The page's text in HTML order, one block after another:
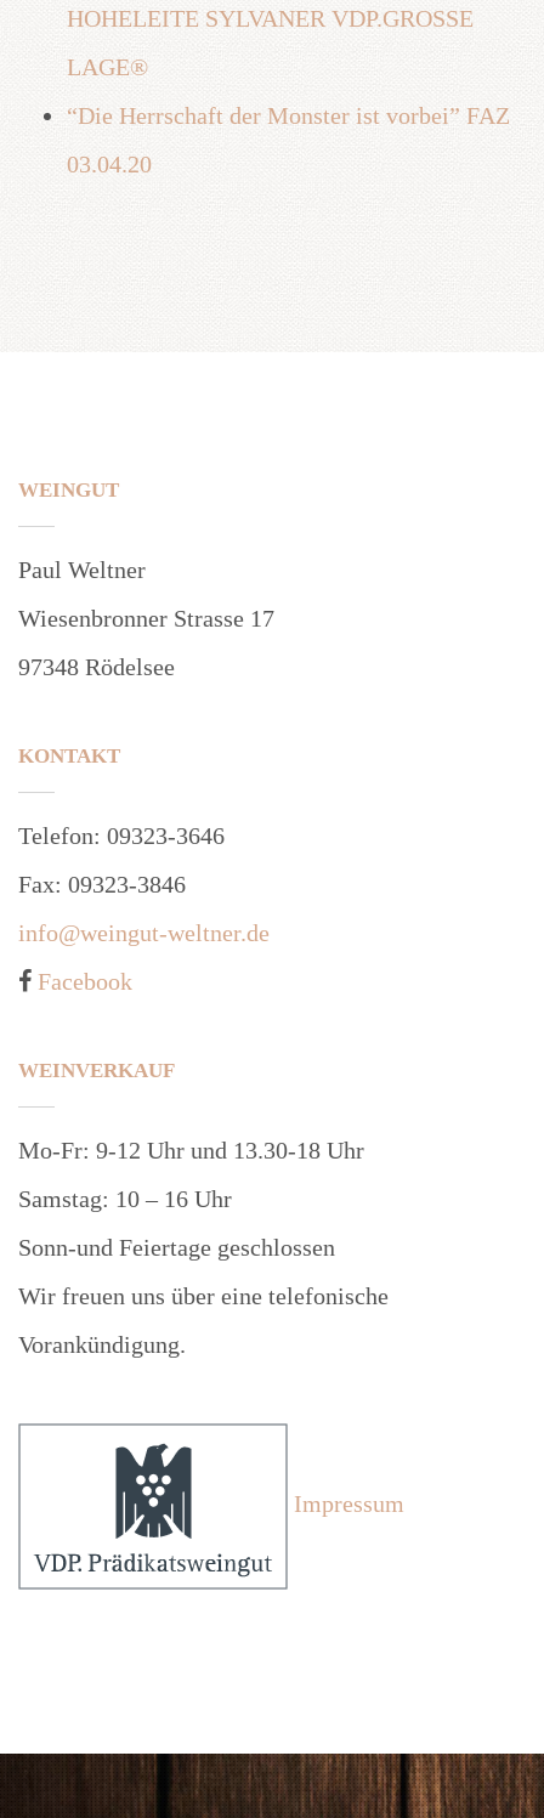
HOHELEITE SYLVANER VDP.GROSSE
LAGE®
“Die Herrschaft der Monster ist vorbei” FAZ
03.04.20
WEINGUT
Paul Weltner
Wiesenbronner Strasse 17
97348 Rödelsee
KONTAKT
Telefon: 09323-3646
Fax: 09323-3846
info@weingut-weltner.de
Facebook
WEINVERKAUF
Mo-Fr: 9-12 Uhr und 13.30-18 Uhr
Samstag: 10 – 16 Uhr
Sonn-und Feiertage geschlossen
Wir freuen uns über eine telefonische
Vorankündigung.
Impressum